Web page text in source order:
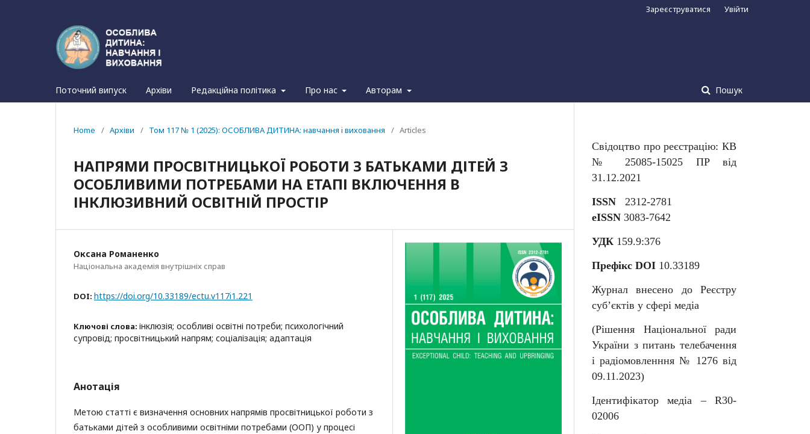
Поточний випуск Архіви Редакційна політика Про нас Авторам Пошук
Зареєструватися Увійти
Home / Архіви / Том 117 № 1 (2025): ОСОБЛИВА ДИТИНА: навчання i виховання / Articles
НАПРЯМИ ПРОСВІТНИЦЬКОЇ РОБОТИ З БАТЬКАМИ ДІТЕЙ З
ОСОБЛИВИМИ ПОТРЕБАМИ НА ЕТАПІ ВКЛЮЧЕННЯ В
ІНКЛЮЗИВНИЙ ОСВІТНІЙ ПРОСТІР
Оксана Романенко
Національна академія внутрішніх справ
DOI: https://doi.org/10.33189/ectu.v117i1.221
Ключові слова: інклюзія; особливі освітні потреби; психологічний
супровід; просвітницький напрям; соціалізація; адаптація
Анотація
Метою статті є визначення основних напрямів просвітницької роботи з
батьками дітей з особливими освітніми потребами (ООП) у процесі
Свідоцтво про реєстрацію: КВ
№ 25085-15025 ПР від
31.12.2021
ISSN 2312-2781
eISSN 3083-7642
УДК 159.9:376
Префікс DOI 10.33189
Журнал внесено до Реєстру
суб’єктів у сфері медіа
(Рішення Національної ради
України з питань телебачення
і радіомовленння № 1276 від
09.11.2023)
Ідентифікатор медіа – R30-
02006